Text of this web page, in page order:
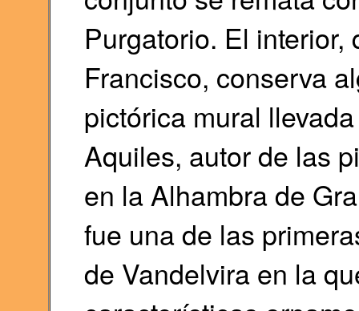
Purgatorio. El
Francisco, conserva
pictórica mural
Aquiles, autor de las
en la Alhambra de
fue una de las
de Vandelvira en la